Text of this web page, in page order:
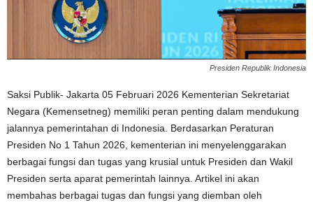
Presiden Republik Indonesia
Saksi Publik- Jakarta 05 Februari 2026 Kementerian Sekretariat
Negara (Kemensetneg) memiliki peran penting dalam mendukung
jalannya pemerintahan di Indonesia. Berdasarkan Peraturan
Presiden No 1 Tahun 2026, kementerian ini menyelenggarakan
berbagai fungsi dan tugas yang krusial untuk Presiden dan Wakil
Presiden serta aparat pemerintah lainnya. Artikel ini akan
membahas berbagai tugas dan fungsi yang diemban oleh